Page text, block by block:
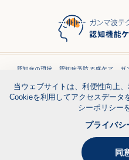
認知症の現状 認知症予防 五感ケア ガ
お問い合わせ
利用規約
Copyright © ウェルネス総
当ウェブサイトは、利便性向上
Cookieを利用してアクセスデータ
シーポリシー
プライバシ
同